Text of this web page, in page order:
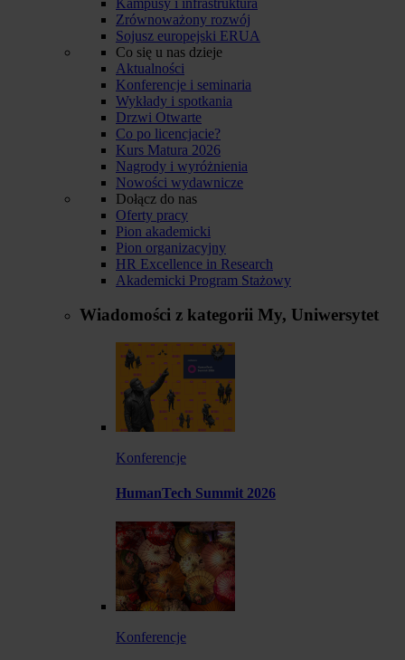
Zrównoważony rozwój
Sojusz europejski ERUA
Co się u nas dzieje
Aktualności
Konferencje i seminaria
Wykłady i spotkania
Drzwi Otwarte
Co po licencjacie?
Kurs Matura 2026
Nagrody i wyróżnienia
Nowości wydawnicze
Dołącz do nas
Oferty pracy
Pion akademicki
Pion organizacyjny
HR Excellence in Research
Akademicki Program Stażowy
Wiadomości z kategorii My, Uniwersytet
Konferencje
HumanTech Summit 2026
Konferencje